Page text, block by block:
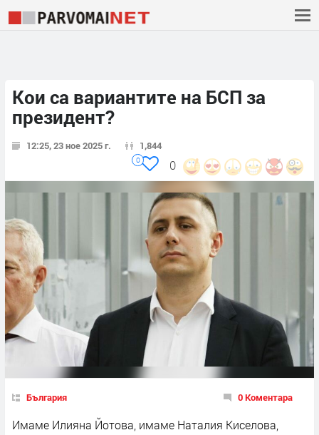
Кои са вариантите на БСП за
президент?
12:25, 23 ное 2025 г. 1,844
0
0
България 0 Коментара
Имаме Илияна Йотова, имаме Наталия Киселова,